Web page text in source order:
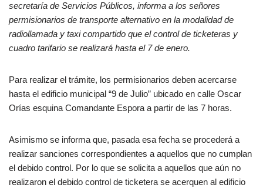
secretaría de Servicios Públicos, informa a los señores
permisionarios de transporte alternativo en la modalidad de
radiollamada y taxi compartido que el control de ticketeras y
cuadro tarifario se realizará hasta el 7 de enero.
Para realizar el trámite, los permisionarios deben acercarse
hasta el edificio municipal “9 de Julio” ubicado en calle Oscar
Orías esquina Comandante Espora a partir de las 7 horas.
Asimismo se informa que, pasada esa fecha se procederá a
realizar sanciones correspondientes a aquellos que no cumplan
el debido control. Por lo que se solicita a aquellos que aún no
realizaron el debido control de ticketera se acerquen al edificio